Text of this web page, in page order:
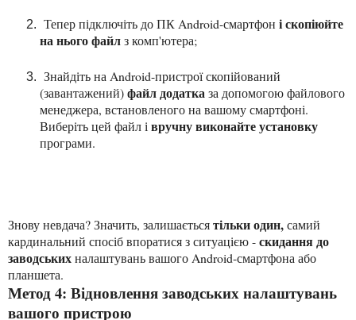
Тепер підключіть до ПК Android-смартфон і скопіюйте
на нього файлз комп'ютера;
Знайдіть на Android-пристрої скопійований
(завантажений)файл додатказа допомогою файлового
менеджера, встановленого на вашому смартфоні.
Виберіть цей файл і вручну виконайте установку
програми.
Знову невдача? Значить, залишаєтьсятільки один,самий
кардинальний спосіб впоратися з ситуацією -скидання до
заводськихналаштувань вашого Android-смартфона або
планшета.
Метод 4: Відновлення заводських налаштувань
вашого пристрою